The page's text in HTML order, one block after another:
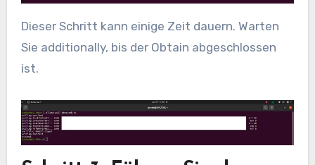
Dieser Schritt kann einige Zeit dauern. Warten
Sie additionally, bis der Obtain abgeschlossen
ist.